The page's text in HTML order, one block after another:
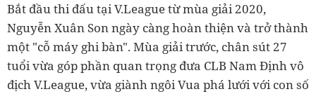
Bắt đầu thi đấu tại V.League từ mùa giải 2020,
Nguyễn Xuân Son ngày càng hoàn thiện và trở thành
một "cỗ máy ghi bàn". Mùa giải trước, chân sút 27
tuổi vừa góp phần quan trọng đưa CLB Nam Định vô
địch V.League, vừa giành ngôi Vua phá lưới với con số